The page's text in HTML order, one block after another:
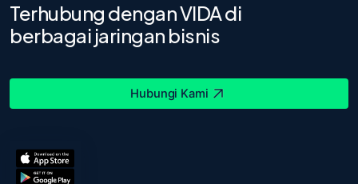
Terhubung dengan VIDA di
berbagai jaringan bisnis
Hubungi Kami